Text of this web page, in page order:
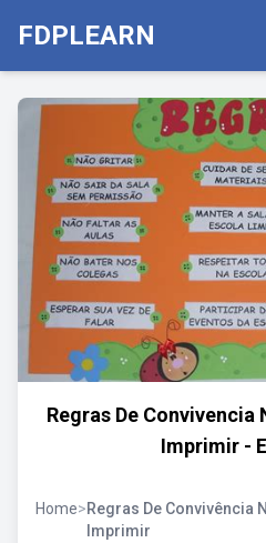
FDPLEARN
Regras De Convivencia
Imprimir -
Home>Regras De Convivência
Imprimir